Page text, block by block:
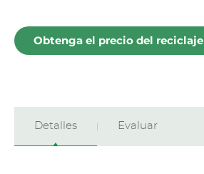
Obtenga el precio del reciclaje
Detalles Evaluar